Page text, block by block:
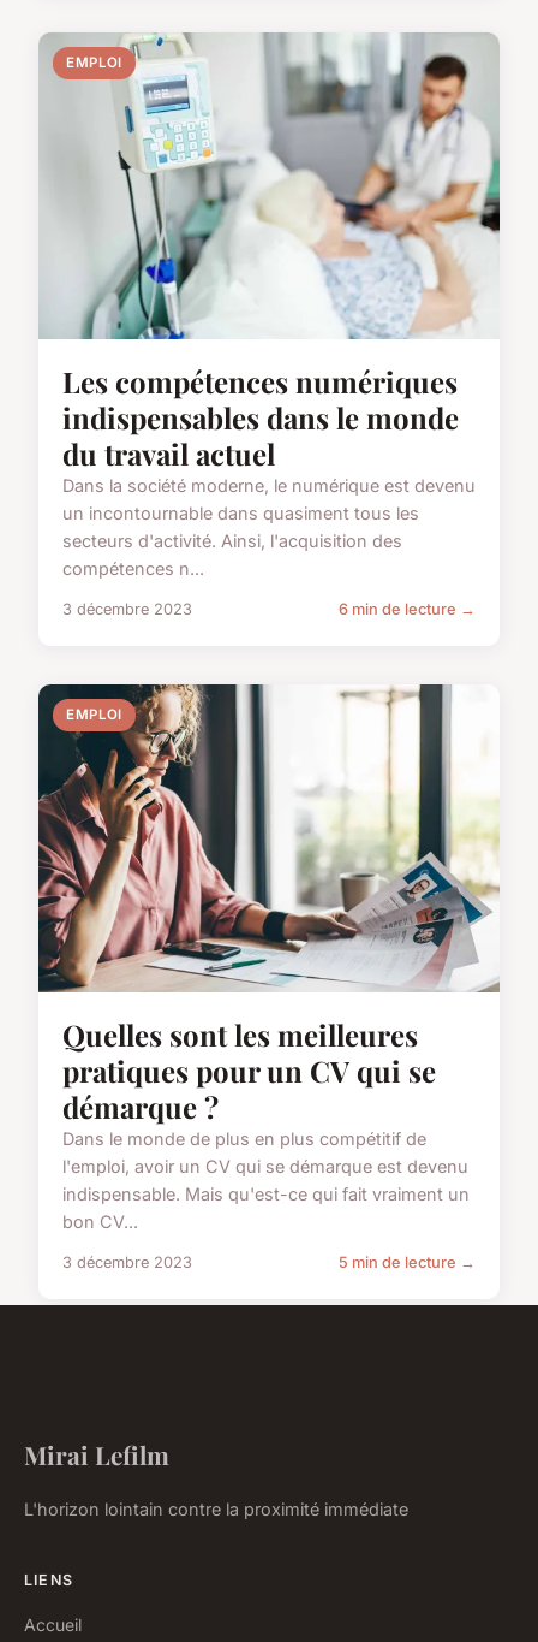
EMPLOI
Les compétences numériques
indispensables dans le monde
du travail actuel
Dans la société moderne, le numérique est devenu
un incontournable dans quasiment tous les
secteurs d'activité. Ainsi, l'acquisition des
compétences n...
3 décembre 2023 6 min de lecture →
EMPLOI
Quelles sont les meilleures
pratiques pour un CV qui se
démarque ?
Dans le monde de plus en plus compétitif de
l'emploi, avoir un CV qui se démarque est devenu
indispensable. Mais qu'est-ce qui fait vraiment un
bon CV...
3 décembre 2023 5 min de lecture →
Mirai Lefilm
L'horizon lointain contre la proximité immédiate
LIENS
Accueil